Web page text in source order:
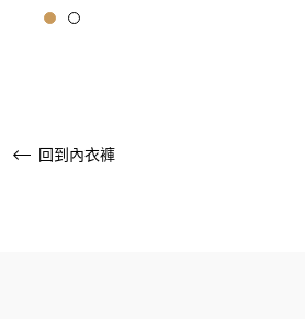
回到內衣褲